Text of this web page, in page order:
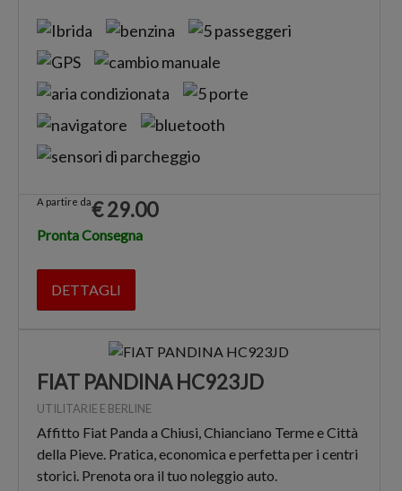
A partire da€29.00
Pronta Consegna
DETTAGLI
FIAT PANDINA HC923JD
UTILITARIE E BERLINE
Affitto Fiat Panda a Chiusi, Chianciano Terme e Città
della Pieve. Pratica, economica e perfetta per i centri
storici. Prenota ora il tuo noleggio auto.